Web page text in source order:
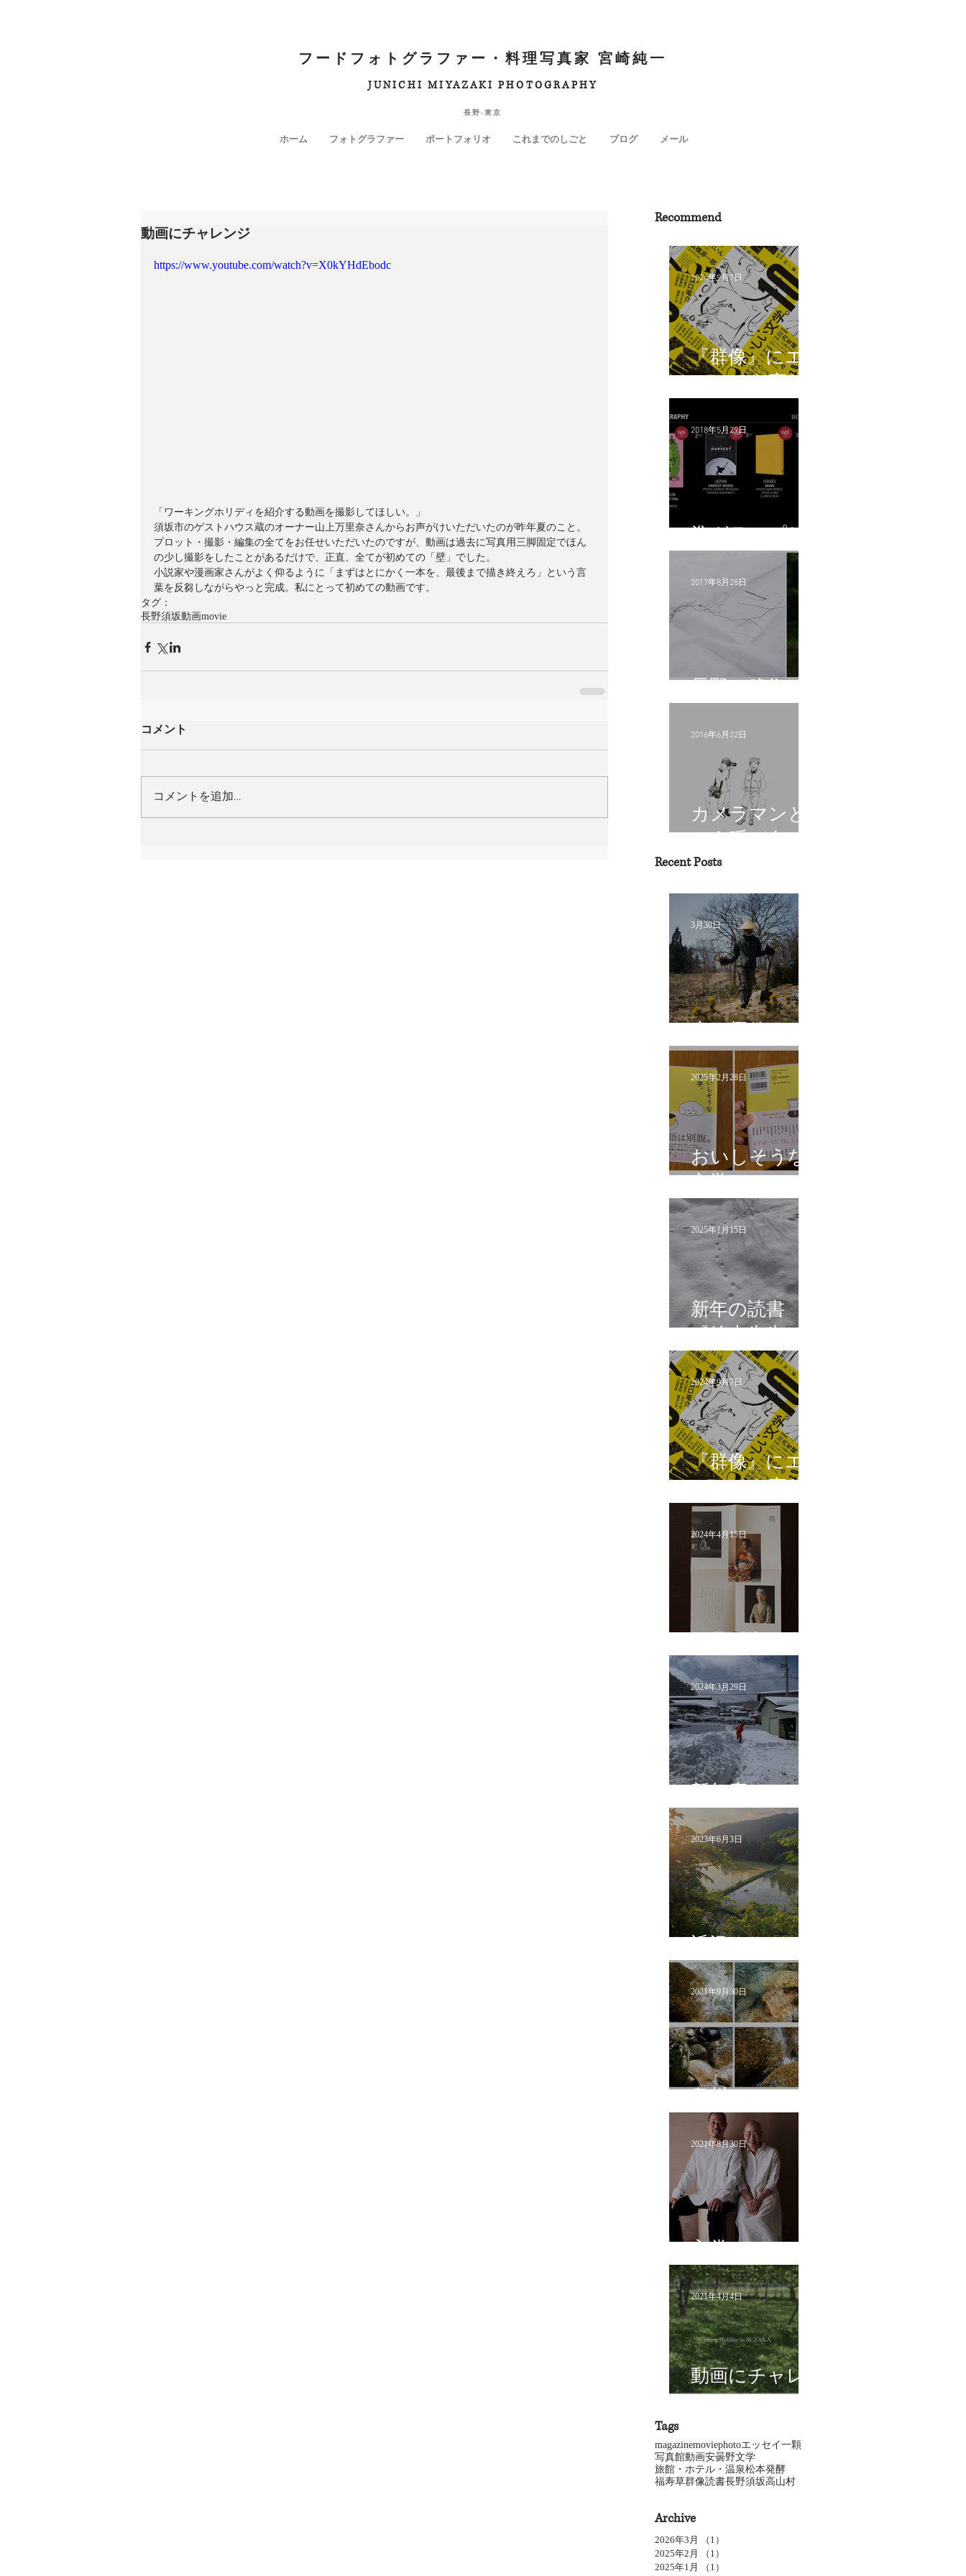
フードフォトグラファー・料理写真家 宮崎純一
JUNICHI MIYAZAKI PHOTOGRAPHY
長野-東京
ホーム フォトグラファー ポートフォリオ これまでのしごと ブログ メール
動画にチャレンジ
https://www.youtube.com/watch?v=X0kYHdEbodc
「ワーキングホリディを紹介する動画を撮影してほしい。」
須坂市のゲストハウス蔵のオーナー山上万里奈さんからお声がけいただいたのが昨年夏のこと。
プロット・撮影・編集の全てをお任せいただいたのですが、動画は過去に写真用三脚固定でほん
の少し撮影をしたことがあるだけで、正直、全てが初めての「壁」でした。
小説家や漫画家さんがよく仰るように「まずはとにかく一本を、最後まで描き終えろ」という言
葉を反芻しながらやっと完成。私にとって初めての動画です。
タグ：
長野須坂動画movie
コメント
コメントを追加…
Recommend
『群像』にエ
ッセイを寄稿
2024年9月7日
準グランプリ
2018年5月29日
長野へ移住
2017年8月28日
カメラマンと
いう呼び名
2016年6月22日
Recent Posts
春の便り
3月30日
おいしそうな
文学。
2025年2月28日
新年の読書
『鈴木先生』
2025年1月15日
『群像』にエ
ッセイを寄稿
2024年9月7日
フライヤー
2024年4月15日
新年度
2024年3月29日
近況
2023年6月3日
烏川
2021年9月30日
入賞
2021年8月30日
動画にチャレ
ンジ
2021年4月4日
Tags
magazinemoviephotoエッセイ一顆
写真館動画安曇野文学
旅館・ホテル・温泉松本発酵
福寿草群像読書長野須坂高山村
Archive
2026年3月 （1）
2025年2月
（1）
2025年1月
（1）